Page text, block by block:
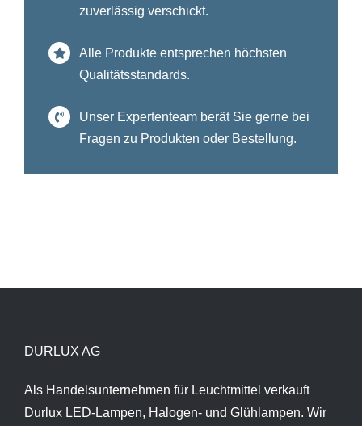
zuverlässig verschickt.
Alle Produkte entsprechen höchsten
Qualitätsstandards.
Unser Expertenteam berät Sie gerne bei
Fragen zu Produkten oder Bestellung.
DURLUX AG
Als Handelsunternehmen für Leuchtmittel verkauft
Durlux LED-Lampen, Halogen- und Glühlampen. Wir